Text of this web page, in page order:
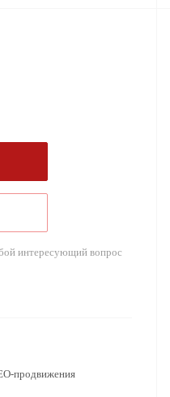
интересующий вопрос
продвижения